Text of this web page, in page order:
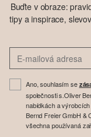
Buďte v obraze:
tipy a inspirace,
Ano, souhlasím se
společnosti s.Oliver
nabídkách a
Bernd Freier GmbH &
všechna používaná